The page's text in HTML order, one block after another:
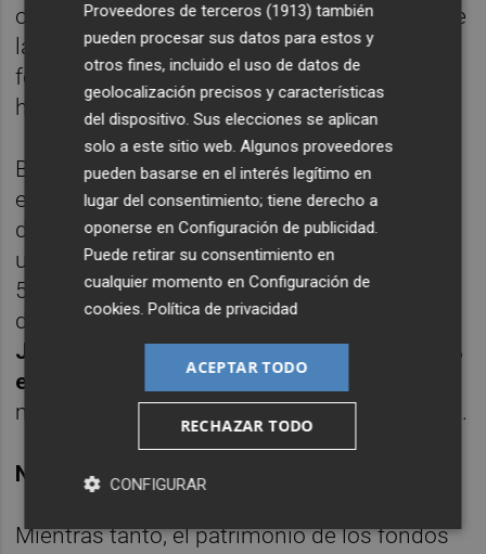
ocupó el quinto puesto dentro de la gama de
la renta fija euro corto plazo, fue el otro
fondo de Popular Gestión que se hizo un
hueco en el 'top 5' por categorías.
Bankia metió hasta seis y la mitad ocuparon
el tercer peldaño en el cajón de las familias
de inmobiliarios -con Altae Europa que sube
un 1,89%-; gestión pasiva -Altae índice S&P
500 con un 12,05%-; y renta variable Japón
donde cuenta con el fondoBankia Bolsa
Japonesa, que con un avance de un 17,34%
entre enero y marzo de este año
más se revaloriza de su larga lista de fondos.
NÚMEROS A LA BAJA
Mientras tanto, el patrimonio de los fondos
Proveedores de terceros (1913) también
pueden procesar sus datos para estos y
otros fines, incluido el uso de datos de
geolocalización precisos y características
del dispositivo. Sus elecciones se aplican
solo a este sitio web. Algunos proveedores
pueden basarse en el interés legítimo en
lugar del consentimiento; tiene derecho a
oponerse enConfiguración de publicidad.
Puede retirar su consentimiento en
cualquier momento enConfiguración de
cookies.Política de privacidad
ACEPTAR TODO
RECHAZAR TODO
CONFIGURAR